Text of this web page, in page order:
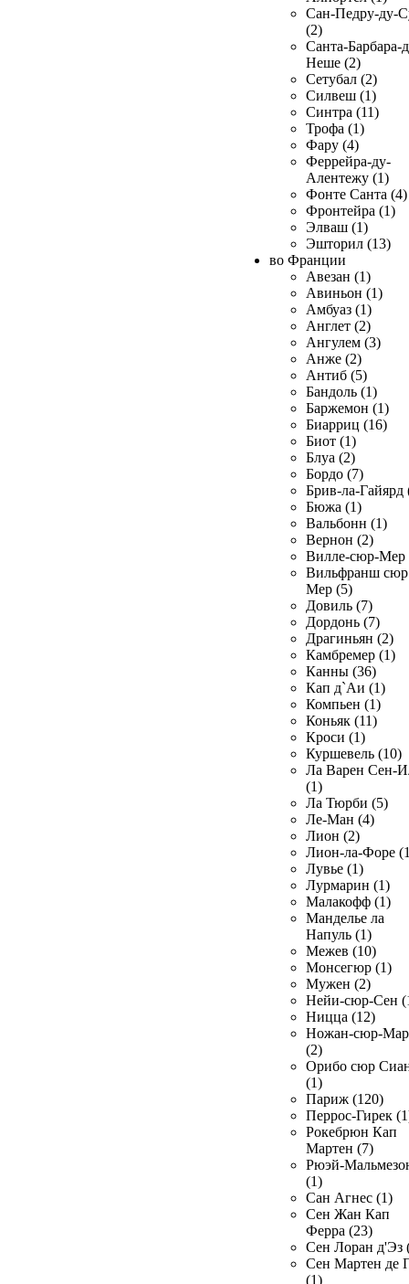
Сан-Педру-ду-
(2)
Санта-Барбара-
Неше (2)
Сетубал (2)
Силвеш (1)
Синтра (11)
Трофа (1)
Фару (4)
Феррейра-ду-
Алентежу (1)
Фонте Санта (4)
Фронтейра (1)
Элваш (1)
Эшторил (13)
во Франции
Авезан (1)
Авиньон (1)
Амбуаз (1)
Англет (2)
Ангулем (3)
Анже (2)
Антиб (5)
Бандоль (1)
Баржемон (1)
Биарриц (16)
Биот (1)
Блуа (2)
Бордо (7)
Брив-ла-Гайярд
Бюжа (1)
Вальбонн (1)
Вернон (2)
Вилле-сюр-Мер
Вильфранш сюр
Мер (5)
Довиль (7)
Дордонь (7)
Драгиньян (2)
Камбремер (1)
Канны (36)
Кап д`Аи (1)
Компьен (1)
Коньяк (11)
Кроси (1)
Куршевель (10)
Ла Варен Сен-
(1)
Ла Тюрби (5)
Ле-Ман (4)
Лион (2)
Лион-ла-Форе
Лувье (1)
Лурмарин (1)
Малакофф (1)
Манделье ла
Напуль (1)
Межев (10)
Монсегюр (1)
Мужен (2)
Нейи-сюр-Сен
Ницца (12)
Ножан-сюр-
(2)
Орибо сюр
(1)
Париж (120)
Перрос-Гирек
Рокебрюн Кап
Мартен (7)
Рюэй-
(1)
Сан Агнес (1)
Сен Жан Кап
Ферра (23)
Сен Лоран д'Эз
Сен Мартен де
(1)